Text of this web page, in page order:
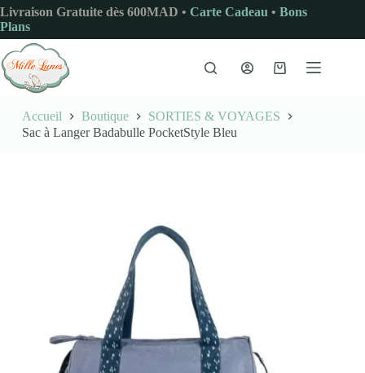
Passer
au
contenu
Livraison Gratuite dès 600MAD • Carte Cadeau • Bons
Plans
Panier
Accueil Boutique
SORTIES & VOYAGES
Sac à Langer Badabulle PocketStyle Bleu